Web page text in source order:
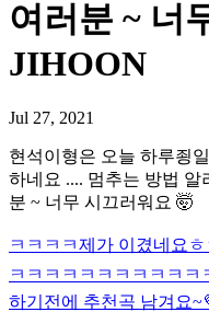
여러분 ~ 너
JIHOON
Jul 27, 2021
현석이형은 오늘 하루죙
하네요 .... 멈추는 방법 알
분 ~ 너무 시끄러워요 🤯
ㅋㅋㅋㅋ제가 이겼네요
ㅋㅋㅋㅋㅋㅋㅋㅋㅋㅋㅋ
하기전에 추천곡 남겨요